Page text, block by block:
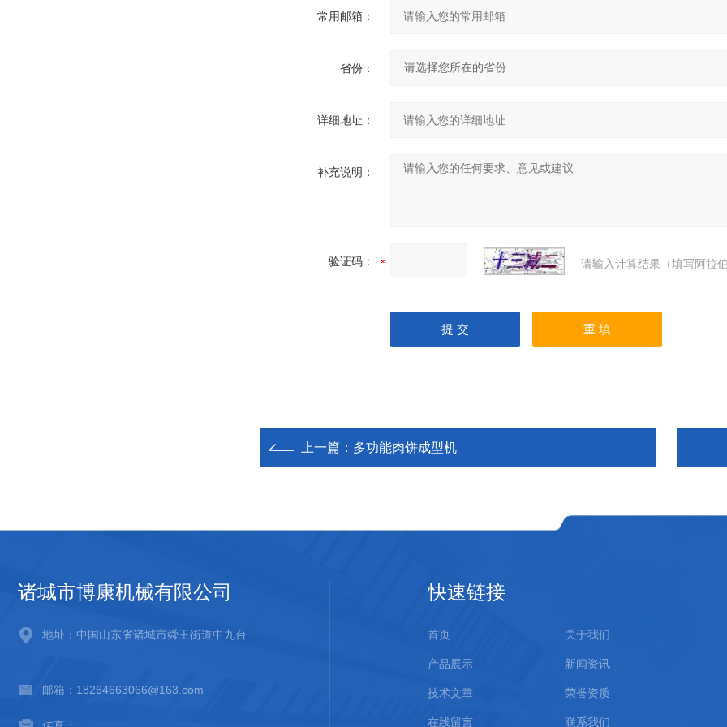
常用邮箱：
省份：
详细地址：
补充说明：
验证码： 请输入计算结果（填写阿拉
上一篇： 多功能肉饼成型机
诸城市博康机械有限公司
地址：中国山东省诸城市舜王街道中九台
邮箱：18264663066@163.com
快速链接
首页 关于我们
产品展示 新闻资讯
技术文章 荣誉资质
在线留言 联系我们